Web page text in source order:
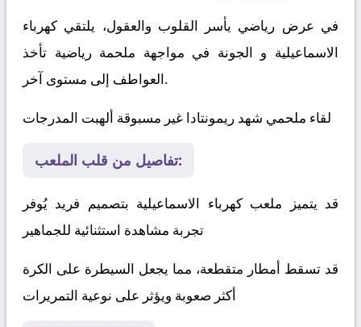
في عرض رياضي يأسر القلوب والعقول، يلتقي كهرباء
الاسماعيلية و الجونة في مواجهة ملحمة رياضية تأخذ
العواطف إلى مستوى آخر.
لقاء ملحمي شهد ريمونتادا غير مسبوقة ألهبت المدرجات
تفاصيل من قلب الملعب:
قد يتميز ملعب كهرباء الاسماعيلية بتصميم فريد يُوفر
تجربة مشاهدة استثنائية للجماهير
قد تسقط أمطار متقطعة، مما يجعل السيطرة على الكرة
أكثر صعوبة ويؤثر على نوعية التمريرات